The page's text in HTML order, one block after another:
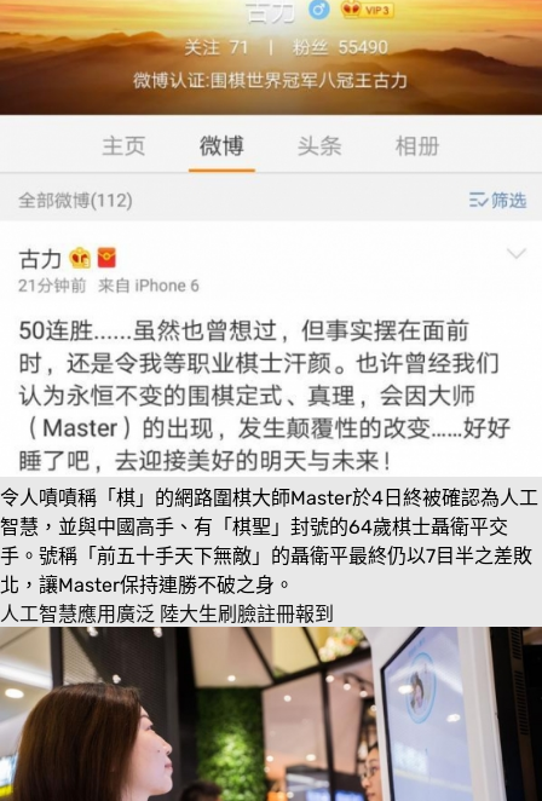
令人嘖嘖稱「棋」的網路圍棋大師Master於4日終被確認為人工
智慧，並與中國高手、有「棋聖」封號的64歲棋士聶衛平交
手。號稱「前五十手天下無敵」的聶衛平最終仍以7目半之差敗
北，讓Master保持連勝不破之身。
人工智慧應用廣泛 陸大生刷臉註冊報到